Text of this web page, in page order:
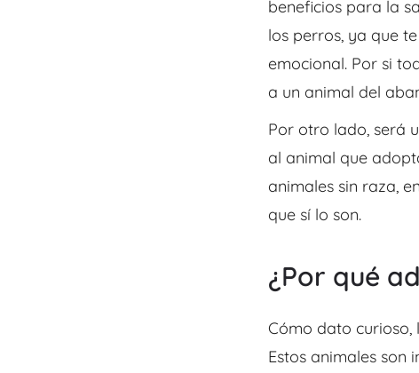
beneficios para la
los perros, ya que
emocional. Por si
a un animal del
Por otro lado, será
al animal que
animales sin raza,
que sí lo son.
¿Por qué
Cómo dato curioso,
Estos animales son